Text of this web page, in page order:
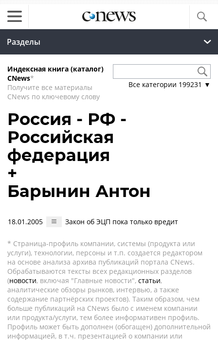
Разделы
Индексная книга (каталог)
CNews*
Получите все материалы
CNews по ключевому слову
Все категории 199231 ▼
Россия - РФ -
Российская
федерация
+
Барынин Антон
18.01.2005 Закон об ЭЦП пока только вредит
* Страница-профиль компании, системы (продукта или
услуги), технологии, персоны и т.п. создается редактором
на основе анализа архива публикаций портала CNews.
Обрабатываются тексты всех редакционных разделов
(новости, включая "Главные новости", статьи,
аналитические обзоры рынков, интервью, а также
содержание партнёрских проектов). Таким образом, чем
больше публикаций на CNews было с именем компании
или продукта/услуги, тем более информативен профиль.
Профиль может быть дополнен (обогащен) дополнительной
информацией, в т.ч. презентацией о компании или